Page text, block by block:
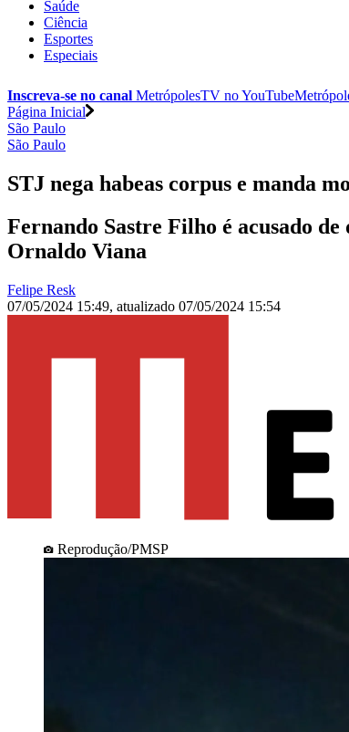
Saúde
Ciência
Esportes
Especiais
Inscreva-se no canal MetrópolesTV noYouTube
Página Inicial
São Paulo
São Paulo
STJ nega habeas corpus e manda
Fernando Sastre Filho é acusado
Ornaldo Viana
Felipe Resk
07/05/2024 15:49, atualizado 07/05/2024 15:54
Reprodução/PMSP